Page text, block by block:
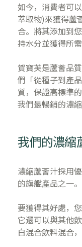
如今，消費者可
萃取物)來獲得蘆
合。將其添加到
持水分並獲得所
賀寶芙是蘆薈品
們「從種子到產
質，保證高標準
我們最暢銷的濃
我們的濃縮
濃縮蘆薈汁採用
的旗艦產品之一。
要獲得其好處，
它還可以與其他
白混合飲料混合